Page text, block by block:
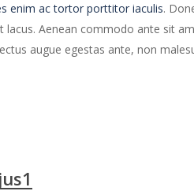
enim ac tortor porttitor iaculis.
Aenean commodo ante sit
augue egestas ante, non
jus1